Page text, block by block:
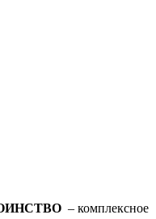
– комплексное